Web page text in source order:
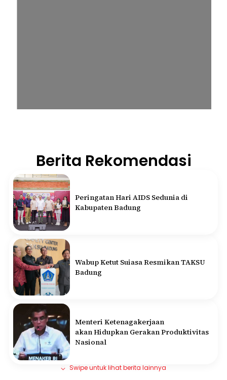
Berita Rekomendasi
Peringatan Hari AIDS Sedunia di
Kabupaten Badung
Wabup Ketut Suiasa Resmikan TAKSU
Badung
Menteri Ketenagakerjaan
akan Hidupkan Gerakan Produktivitas
Nasional
Swipe untuk lihat berita lainnya